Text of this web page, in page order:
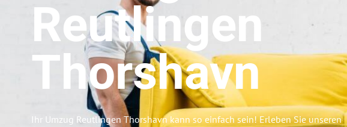
Reutlingen
Thorshavn
Ihr Umzug Reutlingen Thorshavn kann so einfach sein! Erleben Sie unseren